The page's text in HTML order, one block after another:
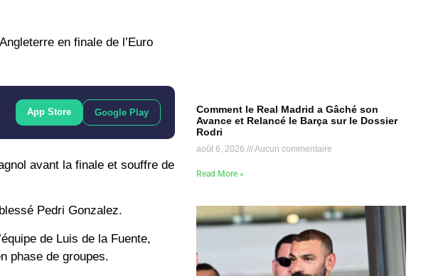
en finale de l’Euro
App Store Google Play
avant la finale et souffre de
Pedri Gonzalez.
de Luis de la Fuente,
phase de groupes.
Comment le Real Madrid a Gâché son
Avance et Relancé le Barça sur le Dossier
Rodri
août 6, 2026 Aucun commentaire
Read More »